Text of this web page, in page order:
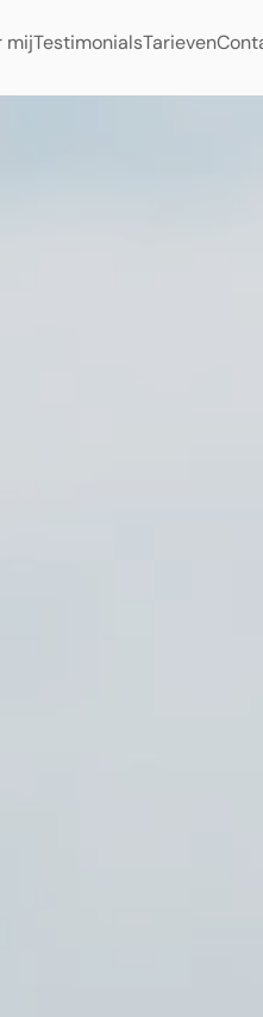
mijTestimonialsTarieven